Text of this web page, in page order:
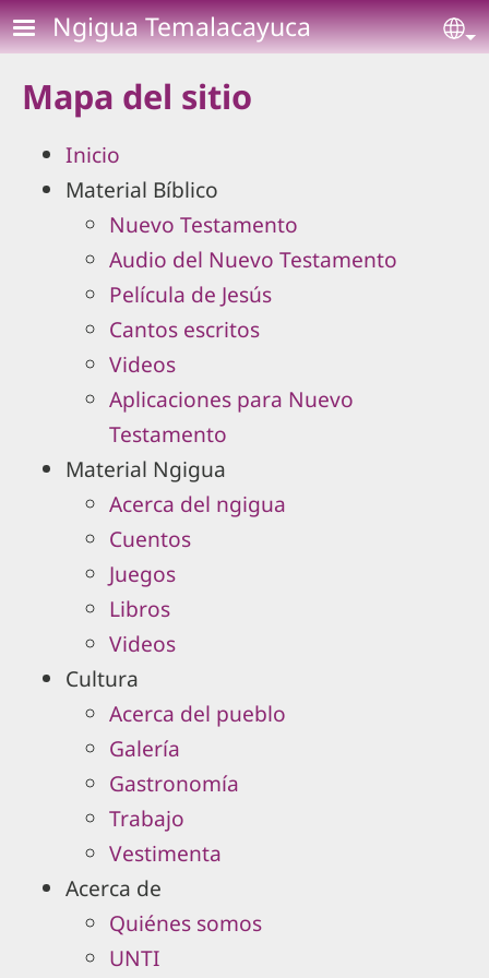
Pasar al contenido principal
Ngigua Temalacayuca
Mapa del sitio
Inicio
Material Bíblico
Nuevo Testamento
Audio del Nuevo Testamento
Película de Jesús
Cantos escritos
Videos
Aplicaciones para Nuevo
Testamento
Material Ngigua
Acerca del ngigua
Cuentos
Juegos
Libros
Videos
Cultura
Acerca del pueblo
Galería
Gastronomía
Trabajo
Vestimenta
Acerca de
Quiénes somos
UNTI